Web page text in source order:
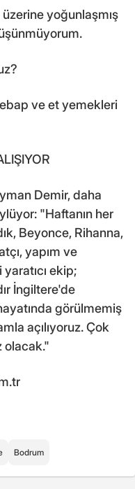
yoğunlaşmış
ve et yemekleri
Demir, daha
"Haftanın her
Beyonce, Rihanna,
yapım ve
ekip;
İngiltere'de
görülmemiş
açılıyoruz. Çok
olacak."
Bodrum